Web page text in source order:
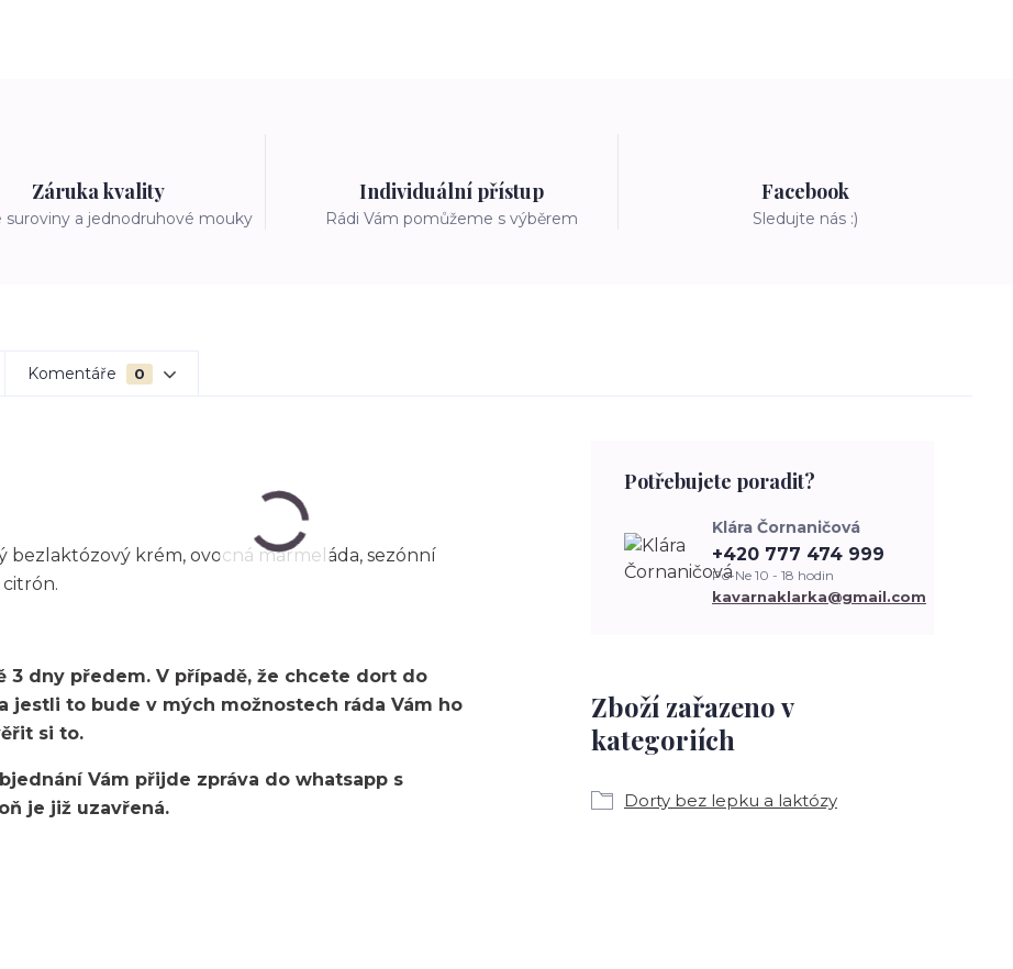
Záruka kvality
suroviny a jednodruhové mouky
Individuální přístup
Rádi Vám pomůžeme s výběrem
Facebook
Sledujte nás :)
Komentáře 0
bezlaktózový krém, ovocná marmeláda, sezónní
citrón.
dny předem. V případě, že chcete dort do
jestli to bude v mých možnostech ráda Vám ho
si to.
Vám přijde zpráva do whatsapp s
je již uzavřená.
Zboží zařazeno v
kategoriích
Dorty bez lepku a laktózy
Potřebujete poradit?
Klára Čornaničová
+420 777 474 999
Po-Ne 10 - 18 hodin
kavarnaklarka@gmail.com